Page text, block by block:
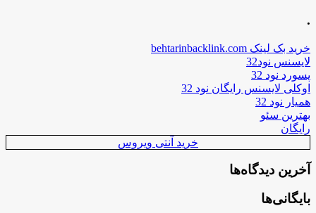
.
خرید بک لینک behtarinbacklink.com
لایسنس نود32
پسورد نود 32
اوکلی لایسنس رایگان نود 32
همیار نود 32
بهترین سئو
رایگان
خرید آنتی ویروس
آخرین دیدگاه‌ها
بایگانی‌ها